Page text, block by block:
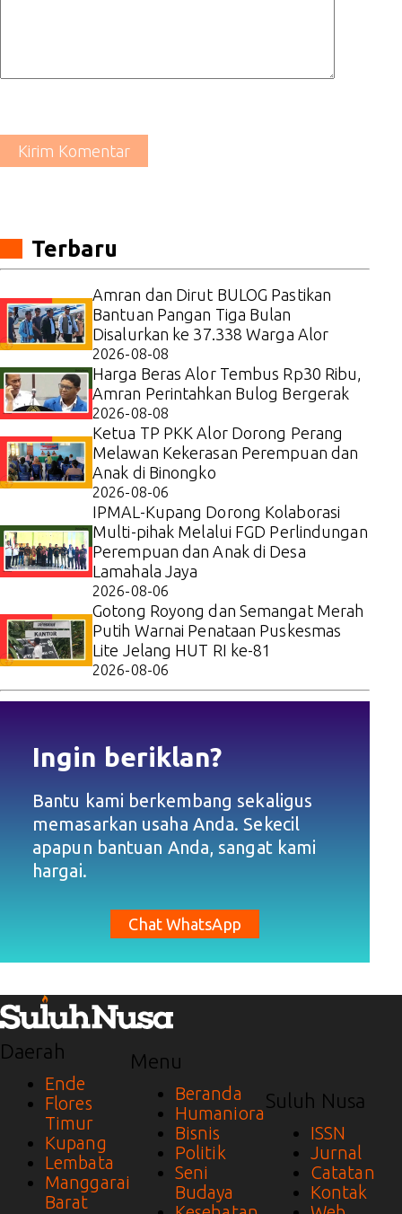
Kirim Komentar
Terbaru
Amran dan Dirut BULOG Pastikan
Bantuan Pangan Tiga Bulan
Disalurkan ke 37.338 Warga Alor
2026-08-08
Harga Beras Alor Tembus Rp30 Ribu,
Amran Perintahkan Bulog Bergerak
2026-08-08
Ketua TP PKK Alor Dorong Perang
Melawan Kekerasan Perempuan dan
Anak di Binongko
2026-08-06
IPMAL-Kupang Dorong Kolaborasi
Multi-pihak Melalui FGD Perlindungan
Perempuan dan Anak di Desa
Lamahala Jaya
2026-08-06
Gotong Royong dan Semangat Merah
Putih Warnai Penataan Puskesmas
Lite Jelang HUT RI ke-81
2026-08-06
Ingin beriklan?
Bantu kami berkembang sekaligus
memasarkan usaha Anda. Sekecil
apapun bantuan Anda, sangat kami
hargai.
Chat WhatsApp
Daerah
Ende
Flores
Timur
Kupang
Lembata
Manggarai
Barat
Menu
Beranda
Humaniora
Bisnis
Politik
Seni
Budaya
Suluh Nusa
ISSN
Jurnal
Catatan
Kontak